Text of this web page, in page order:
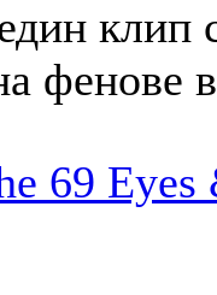
клип
фенове
69